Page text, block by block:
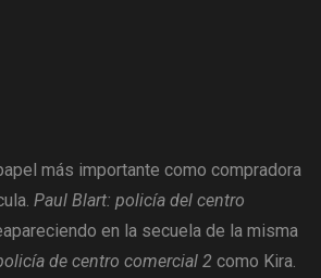
más importante como compradora
Paul Blart: policía del centro
en la secuela de la misma
de centro comercial 2 como Kira.